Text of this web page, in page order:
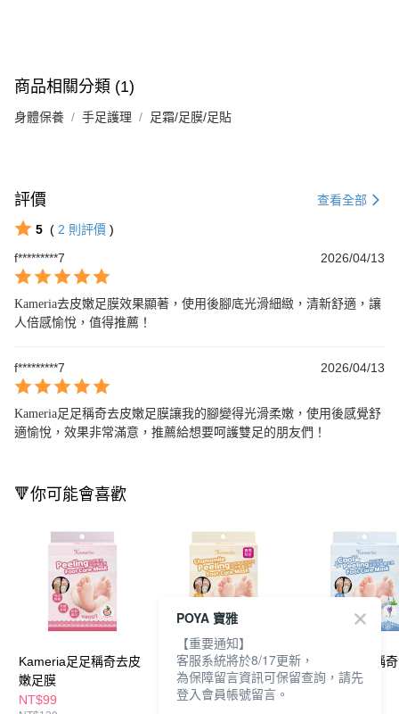
商品相關分類 (1)
身體保養 手足護理 足霜/足膜/足貼
評價 查看全部
5 ( 2 則評價 )
f*********7
2026/04/13
Kameria去皮嫩足膜效果顯著，使用後腳底光滑細緻，清新舒適，讓
人倍感愉悅，值得推薦！
f*********7 2026/04/13
Kameria足足稱奇去皮嫩足膜讓我的腳變得光滑柔嫩，使用後感覺舒
適愉悅，效果非常滿意，推薦給想要呵護雙足的朋友們！
🔻你可能會喜歡
Kameria足足稱奇去皮
嫩足膜
NT$99
Kameria足足稱奇去皮
嫩足膜-洋甘菊
NT$99
Kameria足足稱
去皮嫩足膜
POYA 寶雅
【重要通知】
客服系統將於8/17更新，
為保障留言資訊可保留查詢，請先
登入會員帳號留言。